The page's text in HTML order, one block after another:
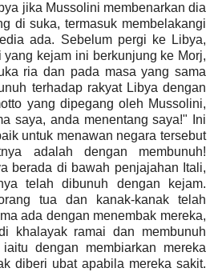
jika Mussolini membenarkan dia
di suka, termasuk membelakangi
ada. Sebelum pergi ke Libya,
kejam ini berkunjung ke Morj,
ria dan pada masa yang sama
terhadap rakyat Libya dengan
yang dipegang oleh Mussolini,
saya, anda menentang saya!" Ini
untuk menawan negara tersebut
adalah dengan membunuh!
berada di bawah penjajahan Itali,
telah dibunuh dengan kejam.
tua dan kanak-kanak telah
ada dengan menembak mereka,
khalayak ramai dan membunuh
dengan membiarkan mereka
diberi ubat apabila mereka sakit.